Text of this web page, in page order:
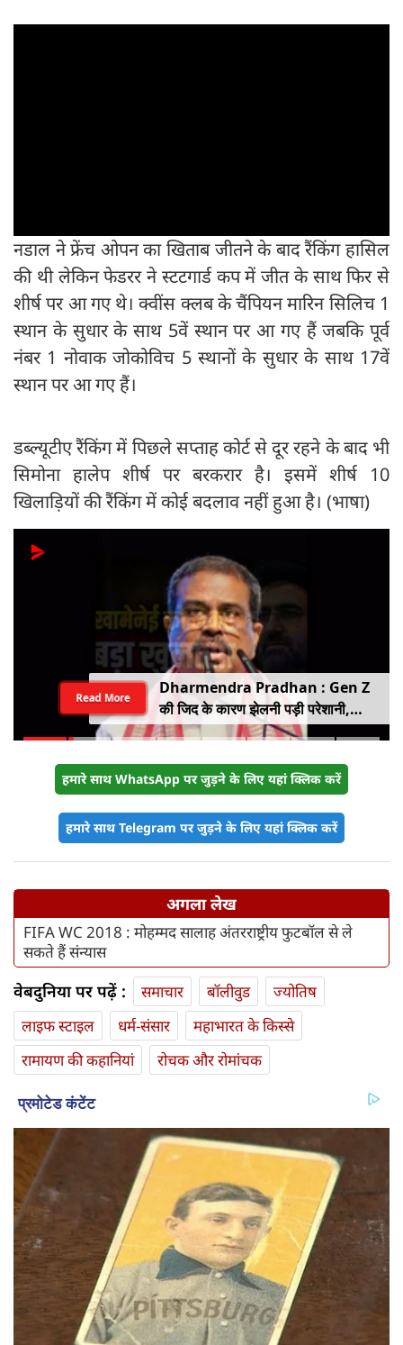
नडाल ने फ्रेंच ओपन का खिताब जीतने के बाद रैंकिंग हासिल
की थी लेकिन फेडरर ने स्टटगार्ड कप में जीत के साथ फिर से
शीर्ष पर आ गए थे। क्वींस क्लब के चैंपियन मारिन सिलिच 1
स्थान के सुधार के साथ 5वें स्थान पर आ गए हैं जबकि पूर्व
नंबर 1 नोवाक जोकोविच 5 स्थानों के सुधार के साथ 17वें
स्थान पर आ गए हैं।
डब्ल्यूटीए रैंकिंग में पिछले सप्ताह कोर्ट से दूर रहने के बाद भी
सिमोना हालेप शीर्ष पर बरकरार है। इसमें शीर्ष 10
खिलाड़ियों की रैंकिंग में कोई बदलाव नहीं हुआ है। (भाषा)
Dharmendra Pradhan : Gen Z
की जिद के कारण झेलनी पड़ी परेशानी,
ताकत को नहीं किया जा सकता नजरअंदाज,
Read More
हमारे साथ WhatsApp पर जुड़ने के लिए यहां क्लिक करें
हमारे साथ Telegram पर जुड़ने के लिए यहां क्लिक करें
अगला लेख
FIFA WC 2018 : मोहम्मद सालाह अंतरराष्ट्रीय फुटबॉल से ले
सकते हैं संन्यास
वेबदुनिया पर पढ़ें : समाचार बॉलीवुड
ज्योतिष
लाइफ स्‍टाइल
धर्म-संसार
महाभारत के किस्से
रामायण की कहानियां
रोचक और रोमांचक